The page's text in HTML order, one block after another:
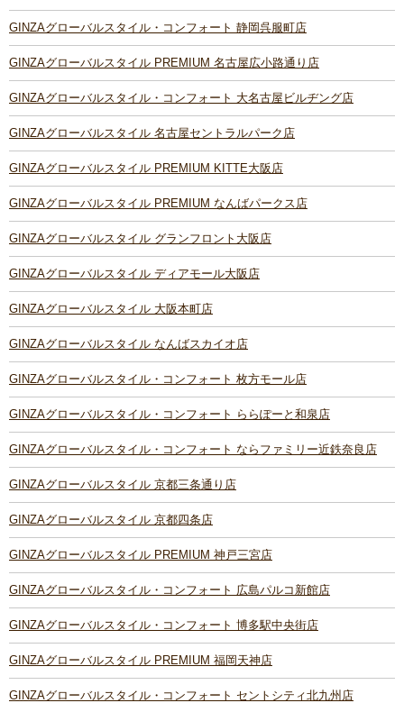
GINZAグローバルスタイル・コンフォート 静岡呉服町店
GINZAグローバルスタイル PREMIUM 名古屋広小路通り店
GINZAグローバルスタイル・コンフォート 大名古屋ビルヂング店
GINZAグローバルスタイル 名古屋セントラルパーク店
GINZAグローバルスタイル PREMIUM KITTE大阪店
GINZAグローバルスタイル PREMIUM なんばパークス店
GINZAグローバルスタイル グランフロント大阪店
GINZAグローバルスタイル ディアモール大阪店
GINZAグローバルスタイル 大阪本町店
GINZAグローバルスタイル なんばスカイオ店
GINZAグローバルスタイル・コンフォート 枚方モール店
GINZAグローバルスタイル・コンフォート ららぽーと和泉店
GINZAグローバルスタイル・コンフォート ならファミリー近鉄奈良店
GINZAグローバルスタイル 京都三条通り店
GINZAグローバルスタイル 京都四条店
GINZAグローバルスタイル PREMIUM 神戸三宮店
GINZAグローバルスタイル・コンフォート 広島パルコ新館店
GINZAグローバルスタイル・コンフォート 博多駅中央街店
GINZAグローバルスタイル PREMIUM 福岡天神店
GINZAグローバルスタイル・コンフォート セントシティ北九州店